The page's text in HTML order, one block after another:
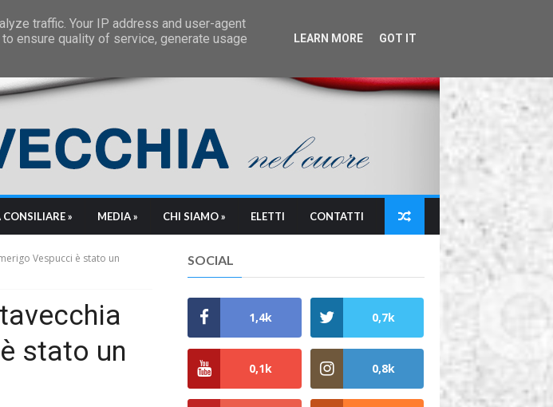
» MEDIA » CHI SIAMO » ELETTI CONTATTI
Vespucci è stato un
stato un
SOCIAL
1,4k 0,7k
0,1k 0,8k
traffic. Your IP address and user-agent
ensure quality of service, generate usage
LEARN MORE GOT IT